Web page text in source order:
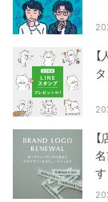
す